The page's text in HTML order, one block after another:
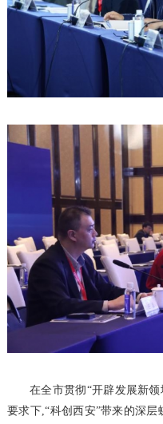
在全市贯彻“开辟发展新
要求下,“科创西安”带来的深